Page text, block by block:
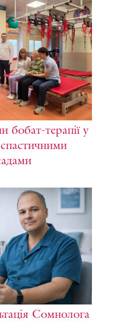
бобат-терапії у
спастичними
Сомнолога